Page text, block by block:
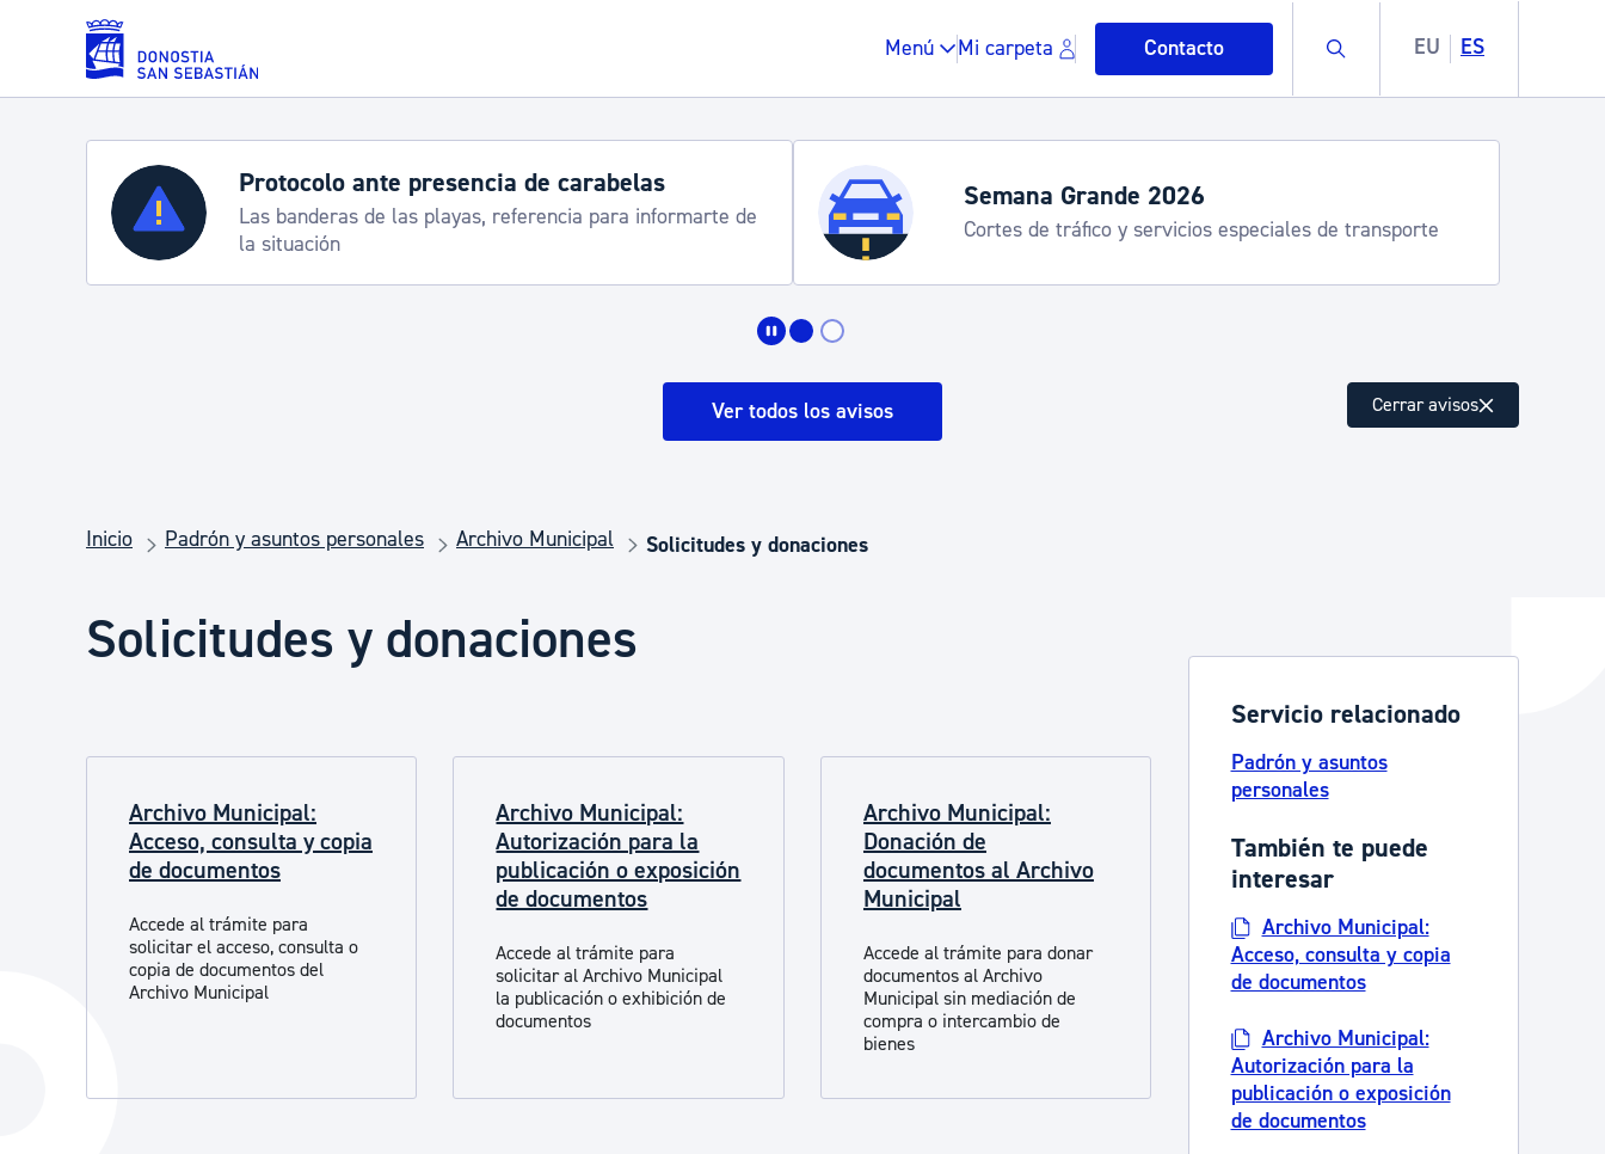
Saltar al contenido principal
Menú Mi carpeta Contacto Buscar EU ES
Servicios
Padrón y asuntos personales
Espacio público, residuos y medioambiente
Seguridad ciudadana y emergencias
Salud Pública, animales y consumo
Participación ciudadana y asociacionismo Cultura
Turismo
La ciudad Actualidad Administración municipal
Catálogo de trámites
Protocolo ante presencia de carabelas
Las banderas de las playas, referencia para informarte de
la situación
Semana Grande 2026
Cortes de tráfico y servicios especiales de transporte
Ver todos los avisos Cerrar avisos
Inicio Padrón y asuntos personales Archivo Municipal Solicitudes y donaciones
Solicitudes y donaciones
Archivo Municipal:
Acceso, consulta y copia
de documentos
Accede al trámite para
solicitar el acceso, consulta o
copia de documentos del
Archivo Municipal
Archivo Municipal:
Autorización para la
publicación o exposición
de documentos
Accede al trámite para
solicitar al Archivo Municipal
la publicación o exhibición de
documentos
Archivo Municipal:
Donación de
documentos al Archivo
Municipal
Accede al trámite para donar
documentos al Archivo
Municipal sin mediación de
compra o intercambio de
bienes
Servicio relacionado
Padrón y asuntos
personales
También te puede
interesar
Archivo Municipal:
Acceso, consulta y copia
de documentos
Archivo Municipal:
Autorización para la
publicación o exposición
de documentos